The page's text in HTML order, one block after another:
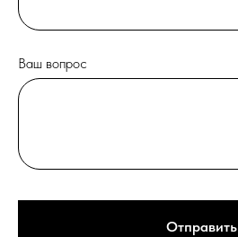
Ваш вопрос
Отправить